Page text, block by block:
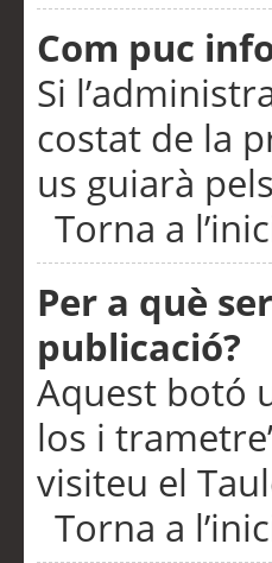
Com puc
Si
costat de la
us guiarà
Torna a
Per a què
publicació?
Aquest botó
los i
visiteu el
Torna a